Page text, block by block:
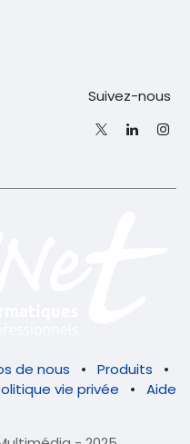
Suivez-nous
de nous • Produits
•
vie privée • Aide